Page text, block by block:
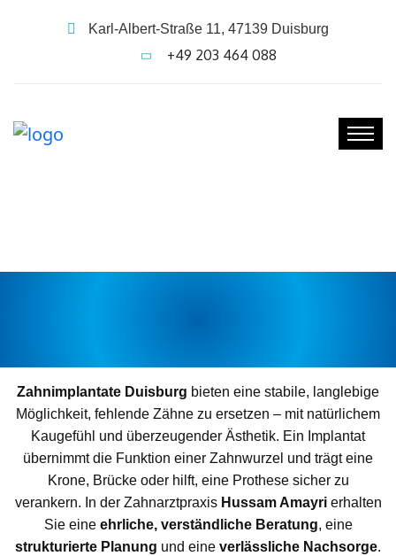
Karl-Albert-Straße 11, 47139 Duisburg
+49 203 464 088
Zahnimplantate Duisburg bieten eine stabile, langlebige
Möglichkeit, fehlende Zähne zu ersetzen – mit natürlichem
Kaugefühl und überzeugender Ästhetik. Ein Implantat
übernimmt die Funktion einer Zahnwurzel und trägt eine
Krone, Brücke oder hilft, eine Prothese sicher zu
verankern. In der Zahnarztpraxis Hussam Amayrierhalten
Sie eine ehrliche, verständliche Beratung, eine
strukturierte Planung und eine verlässliche Nachsorge.